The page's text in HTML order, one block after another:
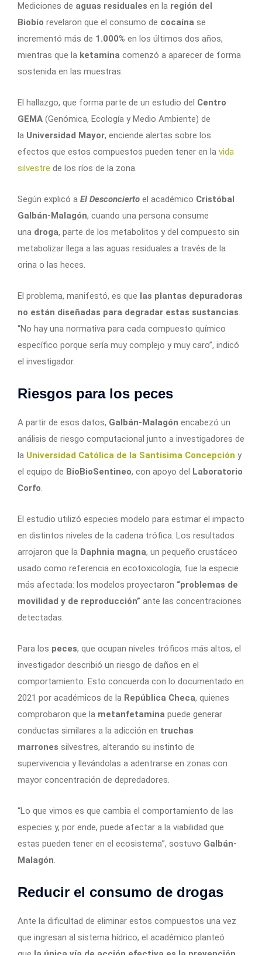
Mediciones de aguas residuales en la región del
Biobío revelaron que el consumo de cocaína se
incrementó más de 1.000% en los últimos dos años,
mientras que la ketamina comenzó a aparecer de forma
sostenida en las muestras.
El hallazgo, que forma parte de un estudio del Centro
GEMA (Genómica, Ecología y Medio Ambiente) de
la Universidad Mayor, enciende alertas sobre los
efectos que estos compuestos pueden tener en la vida
silvestre de los ríos de la zona.
Según explicó a El Desconcierto el académico Cristóbal
Galbán-Malagón, cuando una persona consume
una droga, parte de los metabolitos y del compuesto sin
metabolizar llega a las aguas residuales a través de la
orina o las heces.
El problema, manifestó, es que las plantas depuradoras
no están diseñadas para degradar estas sustancias.
“No hay una normativa para cada compuesto químico
específico porque sería muy complejo y muy caro”, indicó
el investigador.
Riesgos para los peces
A partir de esos datos, Galbán-Malagón encabezó un
análisis de riesgo computacional junto a investigadores de
la Universidad Católica de la Santísima Concepción y
el equipo de BioBioSentineo, con apoyo del Laboratorio
Corfo.
El estudio utilizó especies modelo para estimar el impacto
en distintos niveles de la cadena trófica. Los resultados
arrojaron que la Daphnia magna, un pequeño crustáceo
usado como referencia en ecotoxicología, fue la especie
más afectada: los modelos proyectaron “problemas de
movilidad y de reproducción” ante las concentraciones
detectadas.
Para los peces, que ocupan niveles tróficos más altos, el
investigador describió un riesgo de daños en el
comportamiento. Esto concuerda con lo documentado en
2021 por académicos de la República Checa, quienes
comprobaron que la metanfetamina puede generar
conductas similares a la adicción en truchas
marrones silvestres, alterando su instinto de
supervivencia y llevándolas a adentrarse en zonas con
mayor concentración de depredadores.
“Lo que vimos es que cambia el comportamiento de las
especies y, por ende, puede afectar a la viabilidad que
estas pueden tener en el ecosistema”, sostuvo Galbán-
Malagón.
Reducir el consumo de drogas
Ante la dificultad de eliminar estos compuestos una vez
que ingresan al sistema hídrico, el académico planteó